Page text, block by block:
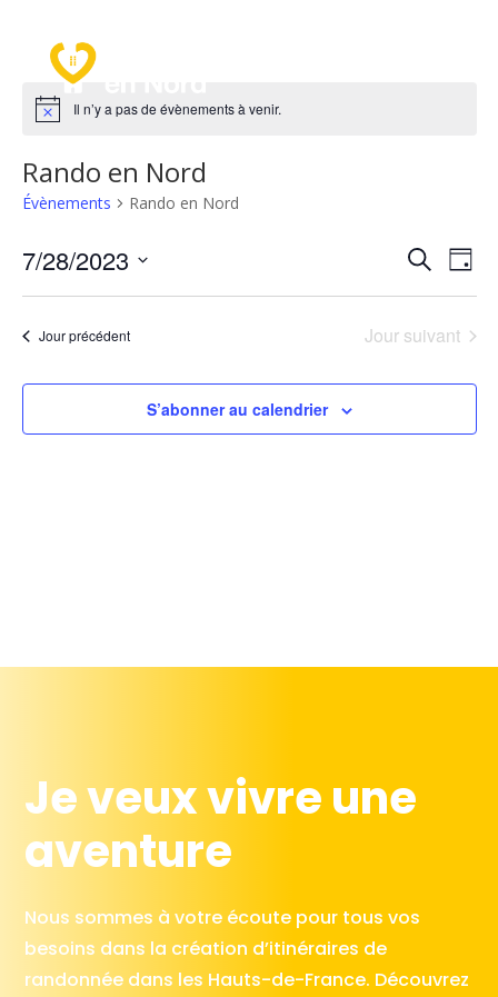
Il n’y a pas de évènements à venir.
Rando en Nord
Évènements Rando en Nord
et
de
Recherche
de
Jour
7/28/2023
date.Jour précédent Jour suivant
S’abonner au calendrier
Je veux vivre une
aventure
Nous sommes à votre écoute pour tous vos
besoins dans la création d’itinéraires de
randonnée dans les Hauts-de-France. Découvrez